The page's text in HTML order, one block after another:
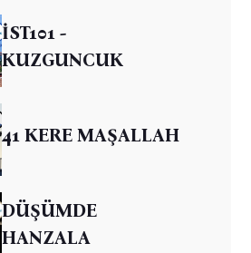
İST101 -
KUZGUNCUK
41 KERE MAŞALLAH
DÜŞÜMDE
HANZALA